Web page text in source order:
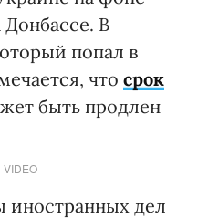
В
попал в
что срок
быть продлен
VIDEO
иностранных дел